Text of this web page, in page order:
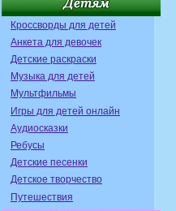
Кроссворды для детей
Анкета для девочек
Детские раскраски
Музыка для детей
Мультфильмы
Игры для детей онлайн
Аудиосказки
Ребусы
Детские песенки
Детское творчество
Путешествия